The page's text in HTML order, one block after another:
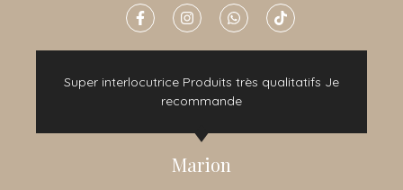
Super interlocutrice Produits très qualitatifs Je
recommande
Marion